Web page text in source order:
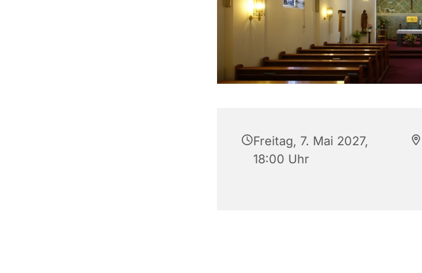
Freitag, 7. Mai 2027,
18:00 Uhr